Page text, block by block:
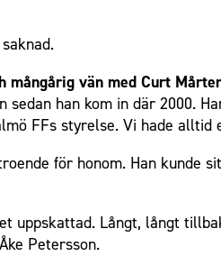
mångårig vän med Curt
han kom in där 2000.
FFs styrelse. Vi hade alltid
för honom. Han kunde
uppskattad. Långt, långt
Petersson.